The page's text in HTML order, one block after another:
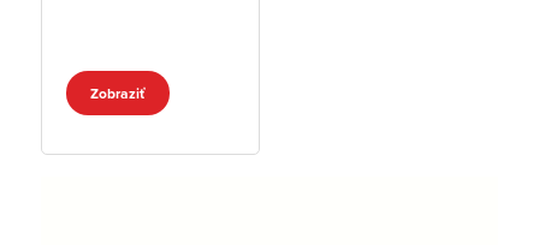
Zobraziť